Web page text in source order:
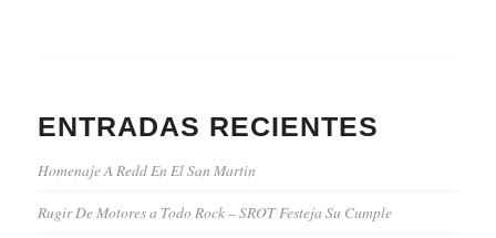
ENTRADAS RECIENTES
Homenaje A Redd En El San Martin
Rugir De Motores a Todo Rock – SROT Festeja Su Cumple